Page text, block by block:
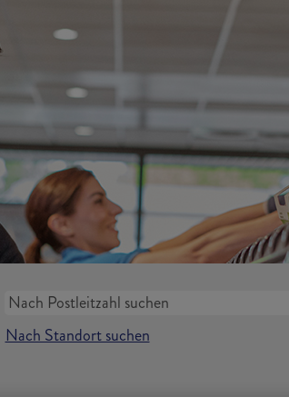
Nach Standort suchen